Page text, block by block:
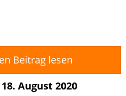
Beitrag lesen
August 2020